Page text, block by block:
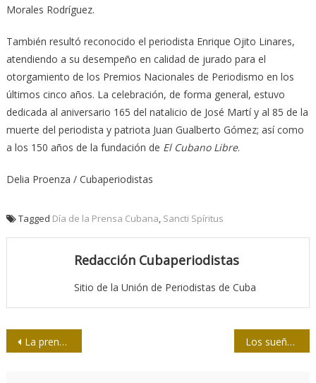
Morales Rodríguez.
También resultó reconocido el periodista Enrique Ojito Linares,
atendiendo a su desempeño en calidad de jurado para el
otorgamiento de los Premios Nacionales de Periodismo en los
últimos cinco años. La celebración, de forma general, estuvo
dedicada al aniversario 165 del natalicio de José Martí y al 85 de la
muerte del periodista y patriota Juan Gualberto Gómez; así como
a los 150 años de la fundación de El Cubano Libre.
Delia Proenza / Cubaperiodistas
Tagged Día de la Prensa Cubana, Sancti Spíritus
Redacción Cubaperiodistas
Sitio de la Unión de Periodistas de Cuba
Navegación
La prensa cubana tiene en Martí y en Patria no sólo la raíz, aseguran en Cienfuegos Los sueños de Albert